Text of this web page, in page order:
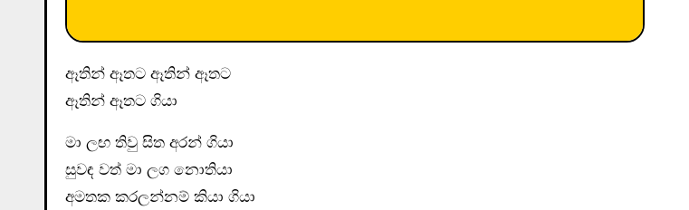
ඈතින් ඈතට ඈතින් ඈතට
ඈතින් ඈතට ගියා
මා ලඟ තිවු සිත අරන් ගියා
සුවඳ වත් මා ලග‍ නොතියා
අමතක කරලන්නම් කියා ගියා